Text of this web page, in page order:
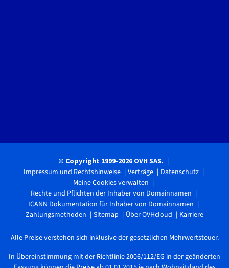
© Copyright 1999-2026 OVH SAS.
Impressum und Rechtshinweise Verträge
Datenschutz
Meine Cookies verwalten
Rechte und Pflichten der Inhaber von Domainnamen
ICANN Dokumentation für Inhaber von Domainnamen
Zahlungsmethoden
Sitemap Über OVHcloud Karriere
Alle Preise verstehen sich inklusive der gesetzlichen Mehrwertsteuer.
In Übereinstimmung mit der Richtlinie 2006/112/EG in der geänderten